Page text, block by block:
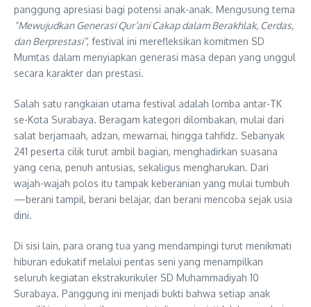
panggung apresiasi bagi potensi anak-anak. Mengusung tema
“Mewujudkan Generasi Qur’ani Cakap dalam Berakhlak, Cerdas,
dan Berprestasi”, festival ini merefleksikan komitmen SD
Mumtas dalam menyiapkan generasi masa depan yang unggul
secara karakter dan prestasi.
Salah satu rangkaian utama festival adalah lomba antar-TK
se-Kota Surabaya. Beragam kategori dilombakan, mulai dari
salat berjamaah, adzan, mewarnai, hingga tahfidz. Sebanyak
241 peserta cilik turut ambil bagian, menghadirkan suasana
yang ceria, penuh antusias, sekaligus mengharukan. Dari
wajah-wajah polos itu tampak keberanian yang mulai tumbuh
—berani tampil, berani belajar, dan berani mencoba sejak usia
dini.
Di sisi lain, para orang tua yang mendampingi turut menikmati
hiburan edukatif melalui pentas seni yang menampilkan
seluruh kegiatan ekstrakurikuler SD Muhammadiyah 10
Surabaya. Panggung ini menjadi bukti bahwa setiap anak